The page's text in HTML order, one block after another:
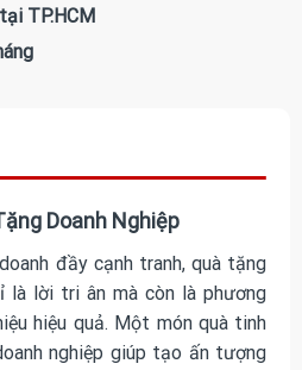
TP.HCM
Doanh Nghiệp
đầy cạnh tranh, quà tặng
là lời tri ân mà còn là phương
hiệu quả. Một món quà tinh
nghiệp giúp tạo ấn tượng